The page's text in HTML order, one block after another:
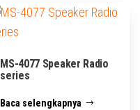
MS-4077 Speaker Radio
series
Baca selengkapnya